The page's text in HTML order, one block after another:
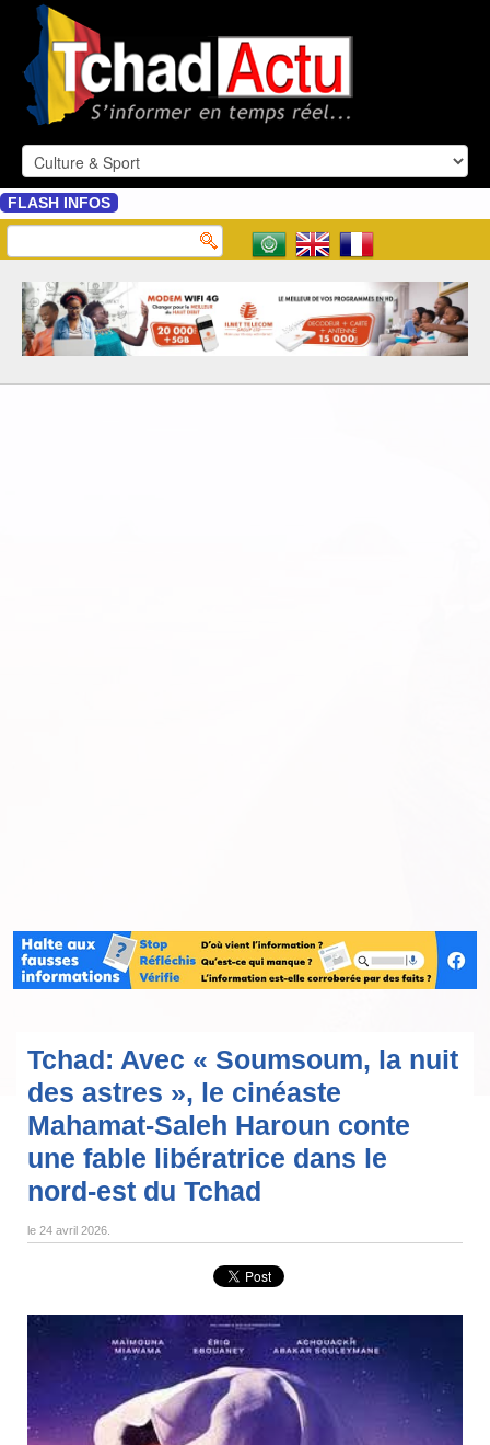
FLASH INFOS
Tchad: Avec « Soumsoum, la nuit
des astres », le cinéaste
Mahamat-Saleh Haroun conte
une fable libératrice dans le
nord-est du Tchad
le 24 avril 2026